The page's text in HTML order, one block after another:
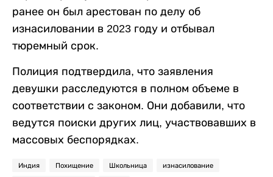
ранее он был арестован по делу об
изнасиловании в 2023 году и отбывал
тюремный срок.
Полиция подтвердила, что заявления
девушки расследуются в полном объеме в
соответствии с законом. Они добавили, что
ведутся поиски других лиц, участвовавших в
массовых беспорядках.
Индия Похищение Школьница изнасилование